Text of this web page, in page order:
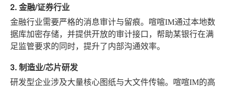
2. 金融/证券行业
金融行业需要严格的消息审计与留痕。喧喧IM通过本地数
据库加密存储，并提供开放的审计接口，帮助某银行在满
足监管要求的同时，提升了内部沟通效率。
3. 制造业/芯片研发
研发型企业涉及大量核心图纸与大文件传输。喧喧IM的高